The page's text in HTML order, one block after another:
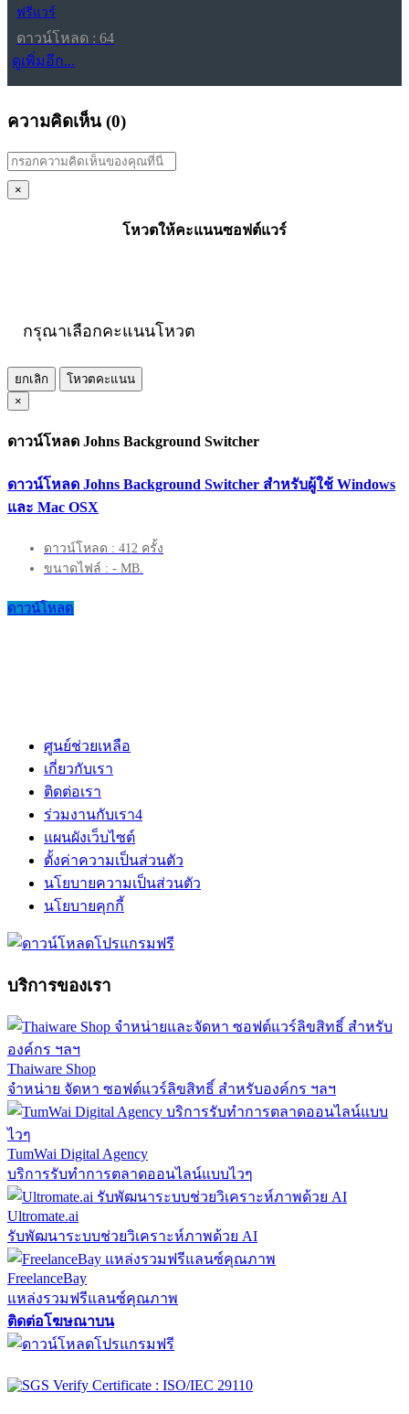
ฟรีแวร์
ดาวน์โหลด : 64
ดูเพิ่มอีก...
ความคิดเห็น (0)
×
โหวตให้คะแนนซอฟต์แวร์
กรุณาเลือกคะแนนโหวต
ยกเลิก
โหวตคะแนน
×
ดาวน์โหลด Johns Background Switcher
ดาวน์โหลด Johns Background Switcher สำหรับผู้ใช้ Windows
และ Mac OSX
ดาวน์โหลด : 412 ครั้ง
ขนาดไฟล์ : - MB.
ดาวน์โหลด
ศูนย์ช่วยเหลือ
เกี่ยวกับเรา
ติดต่อเรา
ร่วมงานกับเรา4
แผนผังเว็บไซต์
ตั้งค่าความเป็นส่วนตัว
นโยบายความเป็นส่วนตัว
นโยบายคุกกี้
บริการของเรา
Thaiware Shop
จำหน่าย จัดหา ซอฟต์แวร์ลิขสิทธิ์ สำหรับองค์กร ฯลฯ
TumWai Digital Agency
บริการรับทำการตลาดออนไลน์แบบไวๆ
Ultromate.ai
รับพัฒนาระบบช่วยวิเคราะห์ภาพด้วย AI
FreelanceBay
แหล่งรวมฟรีแลนซ์คุณภาพ
ติดต่อโฆษณาบน